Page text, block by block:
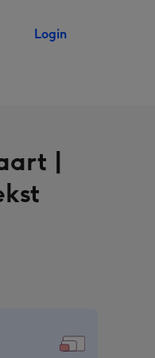
Login
|